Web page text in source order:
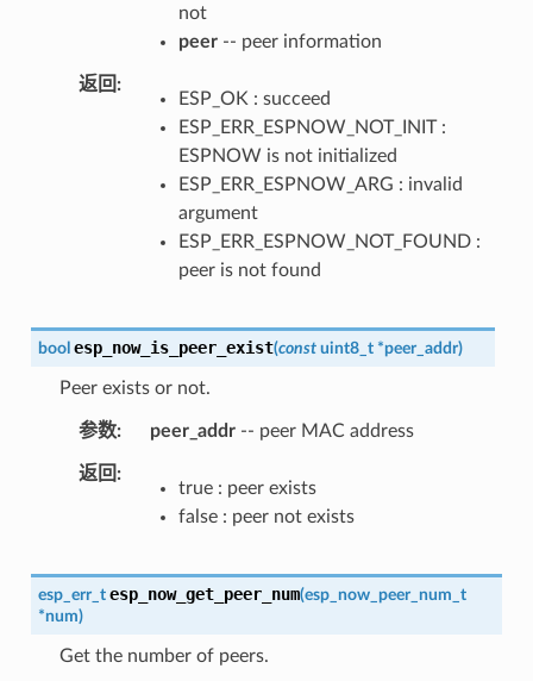
not
peer-- peer information
返回
ESP_OK : succeed
ESP_ERR_ESPNOW_NOT_INIT :
ESPNOW is not initialized
ESP_ERR_ESPNOW_ARG : invalid
argument
ESP_ERR_ESPNOW_NOT_FOUND :
peer is not found
bool esp_now_is_peer_exist(const uint8_t *peer_addr)
Peer exists or not.
参数 peer_addr-- peer MAC address
返回
true : peer exists
false : peer not exists
esp_err_t esp_now_get_peer_num(esp_now_peer_num_t
*num)
Get the number of peers.